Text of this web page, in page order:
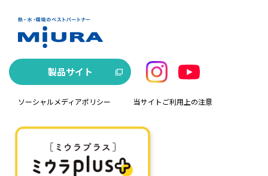
製品サイト
ソーシャルメディアポリシー 当サイトご利用上の注意